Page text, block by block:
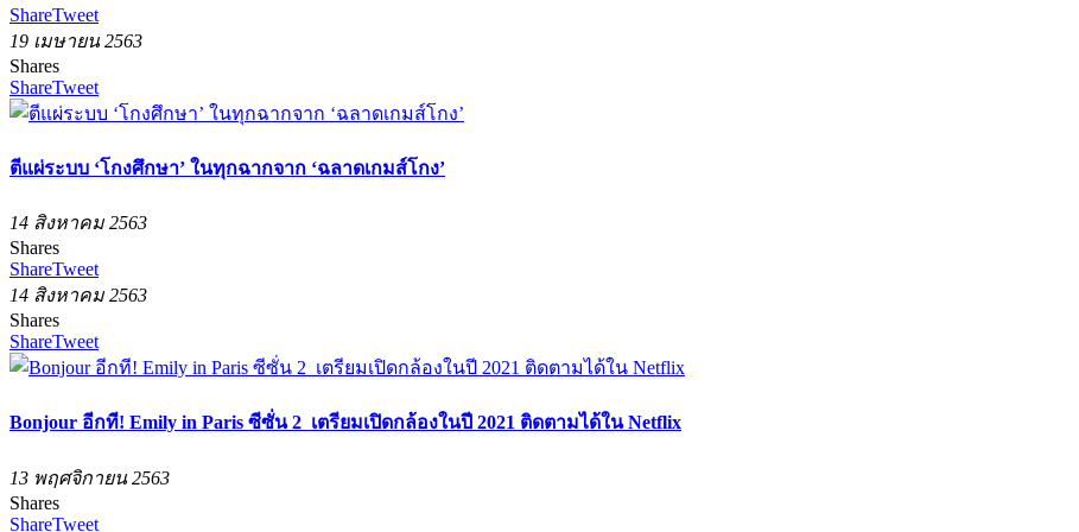
ShareTweet
19 เมษายน 2563
Shares
ShareTweet
ตีแผ่ระบบ ‘โกงศึกษา’ ในทุกฉากจาก ‘ฉลาดเกมส์โกง’
14 สิงหาคม 2563
Shares
ShareTweet
14 สิงหาคม 2563
Shares
ShareTweet
Bonjour อีกที! Emily in Paris ซีซั่น 2 เตรียมเปิดกล้องในปี 2021 ติดตามได้ใน Netflix
13 พฤศจิกายน 2563
Shares
ShareTweet